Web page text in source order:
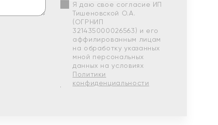
Я даю свое согласие ИП
Тишеновской О.А.
(ОГРНИП
321435000026563) и его
аффилированным лицам
на обработку указанных
мной персональных
данных на условиях
Политики
конфиденциальности